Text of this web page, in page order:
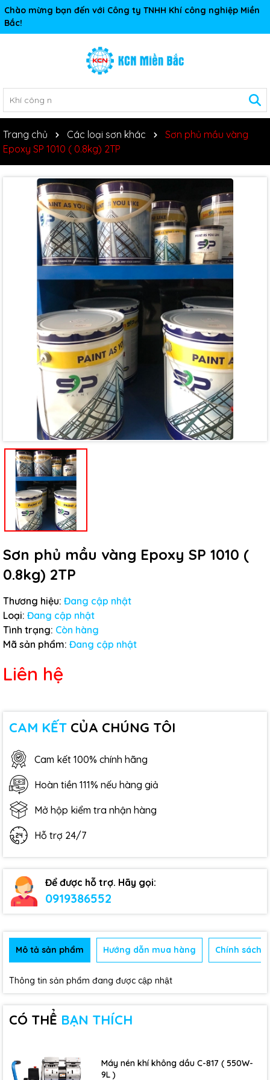
Chào mừng bạn đến với Công ty TNHH Khí công nghiệp Miền
Bắc!
Trang chủ Các loại sơn khác
Sơn phủ mầu vàng
Epoxy SP 1010 ( 0.8kg) 2TP
Sơn phủ mầu vàng Epoxy SP 1010 (
0.8kg) 2TP
Thương hiệu: Đang cập nhật
Loại: Đang cập nhật
Tình trạng: Còn hàng
Mã sản phẩm: Đang cập nhật
Liên hệ
CAM KẾT CỦA CHÚNG TÔI
Cam kết 100% chính hãng
Hoàn tiền 111% nếu hàng giả
Mở hộp kiểm tra nhận hàng
Hỗ trợ 24/7
Để được hỗ trợ. Hãy gọi:
0919386552
Mô tả sản phẩm Hướng dẫn mua hàng Chính sách
Thông tin sản phẩm đang được cập nhật
CÓ THỂ BẠN THÍCH
Máy nén khí không dầu C-817 ( 550W-
9L )